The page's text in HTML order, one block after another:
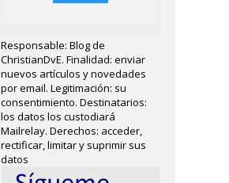
Responsable: Blog de
ChristianDvE. Finalidad: enviar
nuevos artículos y novedades
por email. Legitimación: su
consentimiento. Destinatarios:
los datos los custodiará
Mailrelay. Derechos: acceder,
rectificar, limitar y suprimir sus
datos